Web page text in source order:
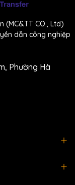
(MC&TT CO., Ltd)
dẫn công nghiệp
Phường Hà